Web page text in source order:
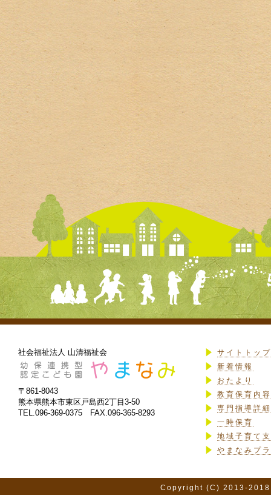
社会福祉法人 山清福祉会
〒861-8043
熊本県熊本市東区戸島西2丁目3-50
TEL.096-369-0375 FAX.096-365-8293
サイトトップ
新着情報
おたより
教育保育内
専門指導詳細
一時保育
地域子育て
やまなみプ
Copyright (C) 2013-